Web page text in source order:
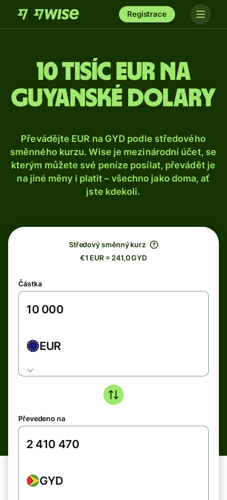
Registrace
10 tisíc eur na
guyanské dolary
Převádějte EUR na GYD podle středového
směnného kurzu. Wise je mezinárodní účet, se
kterým můžete své peníze posílat, převádět je
na jiné měny i platit – všechno jako doma, ať
jste kdekoli.
Středový směnný kurz
€1 EUR = 241,0 GYD
Částka
EUR
Převedeno na
GYD